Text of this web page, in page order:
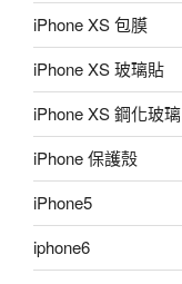
iPhone XS 包膜
iPhone XS 玻璃貼
iPhone XS 鋼化玻璃
iPhone 保護殼
iPhone5
iphone6